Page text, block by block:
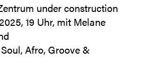
under construction
19 Uhr, mit Melane
Afro, Groove &